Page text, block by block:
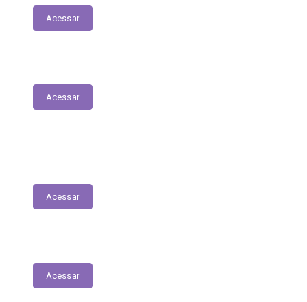
Acessar
Acessar
Acessar
Acessar